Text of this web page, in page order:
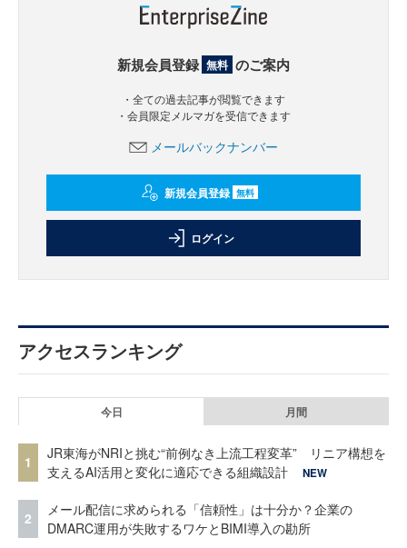
新規会員登録 無料 のご案内
・全ての過去記事が閲覧できます
・会員限定メルマガを受信できます
メールバックナンバー
新規会員登録 無料
ログイン
アクセスランキング
今日 月間
1
JR東海がNRIと挑む“前例なき上流工程変革” リニア構想を
支えるAI活用と変化に適応できる組織設計
NEW
2
メール配信に求められる「信頼性」は十分か？企業の
DMARC運用が失敗するワケとBIMI導入の勘所